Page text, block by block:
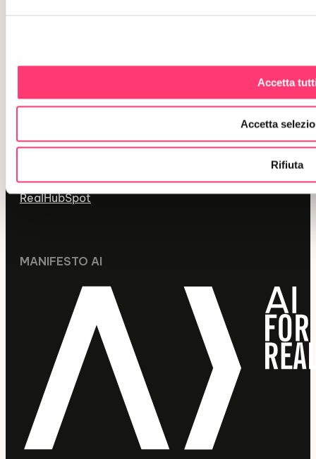
Accetta
Accetta
Rifiuta
Blog
VideaAI for
RealHubSpot
MANIFESTO AI